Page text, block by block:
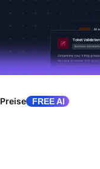
Preise FREE AI